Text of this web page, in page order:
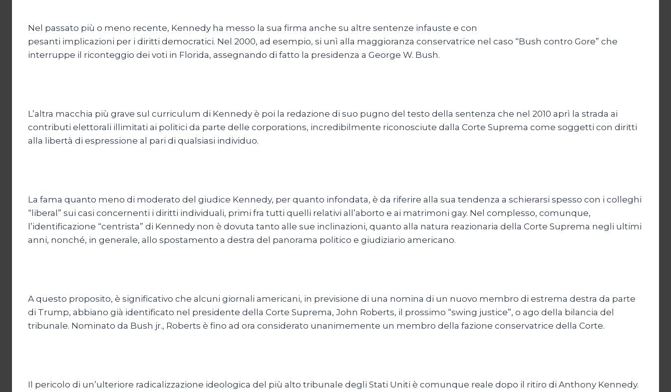
Nel passato più o meno recente, Kennedy ha messo la sua firma anche su altre sentenze infauste e con
pesanti implicazioni per i diritti democratici. Nel 2000, ad esempio, si unì alla maggioranza conservatrice nel caso “Bush contro Gore” che
interruppe il riconteggio dei voti in Florida, assegnando di fatto la presidenza a George W. Bush.
L’altra macchia più grave sul curriculum di Kennedy è poi la redazione di suo pugno del testo della sentenza che nel 2010 aprì la strada ai
contributi elettorali illimitati ai politici da parte delle corporations, incredibilmente riconosciute dalla Corte Suprema come soggetti con diritti
alla libertà di espressione al pari di qualsiasi individuo.
La fama quanto meno di moderato del giudice Kennedy, per quanto infondata, è da riferire alla sua tendenza a schierarsi spesso con i colleghi
“liberal” sui casi concernenti i diritti individuali, primi fra tutti quelli relativi all’aborto e ai matrimoni gay. Nel complesso, comunque,
l’identificazione “centrista” di Kennedy non è dovuta tanto alle sue inclinazioni, quanto alla natura reazionaria della Corte Suprema negli ultimi
anni, nonché, in generale, allo spostamento a destra del panorama politico e giudiziario americano.
A questo proposito, è significativo che alcuni giornali americani, in previsione di una nomina di un nuovo membro di estrema destra da parte
di Trump, abbiano già identificato nel presidente della Corte Suprema, John Roberts, il prossimo “swing justice”, o ago della bilancia del
tribunale. Nominato da Bush jr., Roberts è fino ad ora considerato unanimemente un membro della fazione conservatrice della Corte.
Il pericolo di un’ulteriore radicalizzazione ideologica del più alto tribunale degli Stati Uniti è comunque reale dopo il ritiro di Anthony Kennedy.